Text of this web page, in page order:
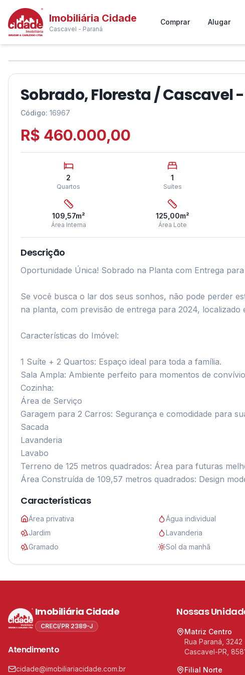
Imobiliária Cidade
Cascavel - Paraná
Comprar Alugar
❮
1/6
Sobrado, Floresta / Cascavel -
Código: 16967
R$ 460.000,00
2
Quartos
1
Suítes
109,57m²
Área Interna
125,00m²
Área Lote
Descrição
Oportunidade Única! Sobrado na Planta com Entrega
Se você busca o lar dos seus sonhos, não pode perder
na planta, com previsão de entrega para 2024, localizado
Características do Imóvel:
1 Suíte + 2 Quartos: Espaço ideal para toda a família.
Sala Ampla: Ambiente perfeito para momentos de
Cozinha:
Área de Serviço
Garagem para 2 Carros: Segurança e comodidade para
Sacada
Lavanderia
Lavabo
Terreno de 125 metros quadrados: Área para futuras
Área Construída de 109,57 metros quadrados: Design
Características
Área privativa Água individual
Jardim
Lavanderia
Gramado
Sol da manhã
Imobiliária Cidade
CRECI/PR 2389-J
Atendimento
cidade@imobiliariacidade.com.br
Nossas
Matriz Centro
Rua Paraná,
Cascavel-PR,
Filial Norte